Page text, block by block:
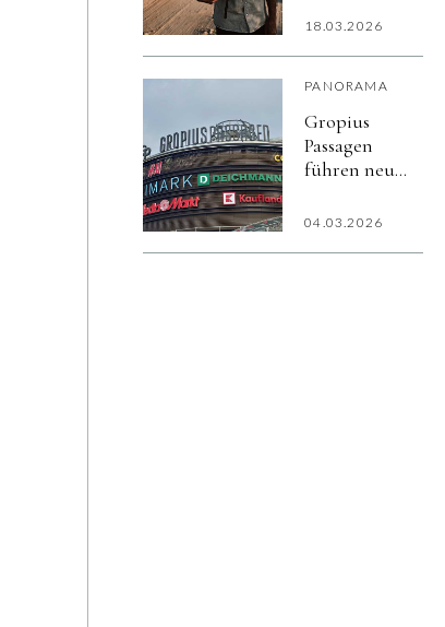
18.03.2026
PANORAMA
Gropius
Passagen
führen neues
Gäste-
04.03.2026